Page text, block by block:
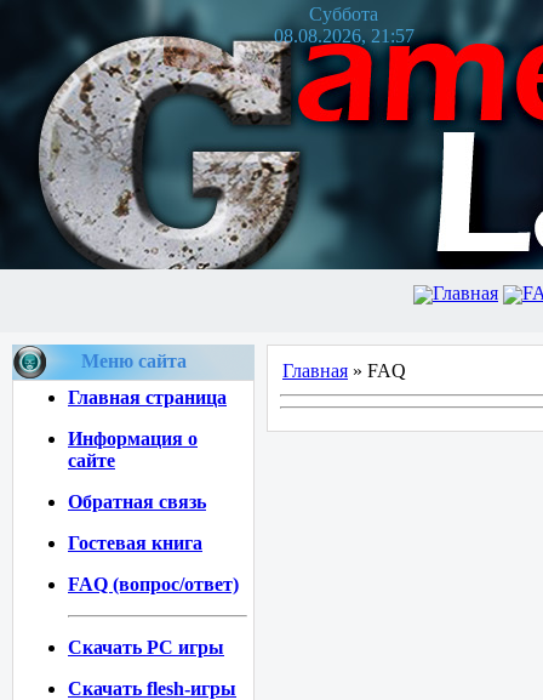
Суббота
08.08.2026, 21:57
Главная
Меню сайта
Главная страница
Информация о
сайте
Обратная связь
Гостевая книга
FAQ (вопрос/ответ)
Скачать PC игры
Скачать flesh-игры
Главная » FAQ